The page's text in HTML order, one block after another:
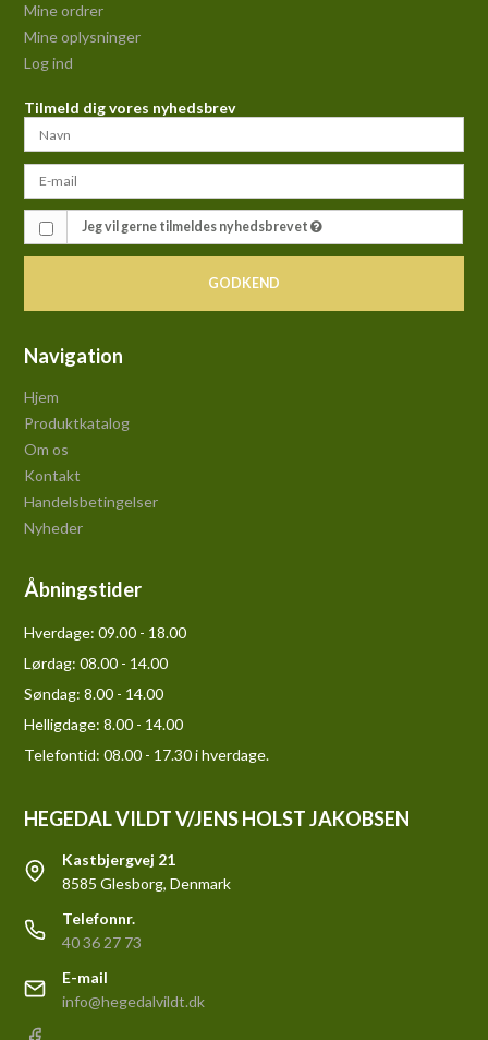
Mine ordrer
Mine oplysninger
Log ind
Tilmeld dig vores nyhedsbrev
Jeg vil gerne tilmeldes nyhedsbrevet
GODKEND
Navigation
Hjem
Produktkatalog
Om os
Kontakt
Handelsbetingelser
Nyheder
Åbningstider
Hverdage: 09.00 - 18.00
Lørdag: 08.00 - 14.00
Søndag: 8.00 - 14.00
Helligdage: 8.00 - 14.00
Telefontid: 08.00 - 17.30 i hverdage.
HEGEDAL VILDT V/JENS HOLST JAKOBSEN
Kastbjergvej 21
8585 Glesborg, Denmark
Telefonnr.
40 36 27 73
E-mail
info@hegedalvildt.dk